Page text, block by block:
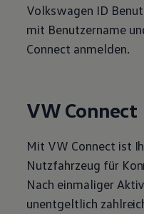
Volkswagen ID
mit Benutzername
Connect anmelden.
VW Connect
Mit VW Connect ist
Nutzfahrzeug für
Nach einmaliger
unentgeltlich